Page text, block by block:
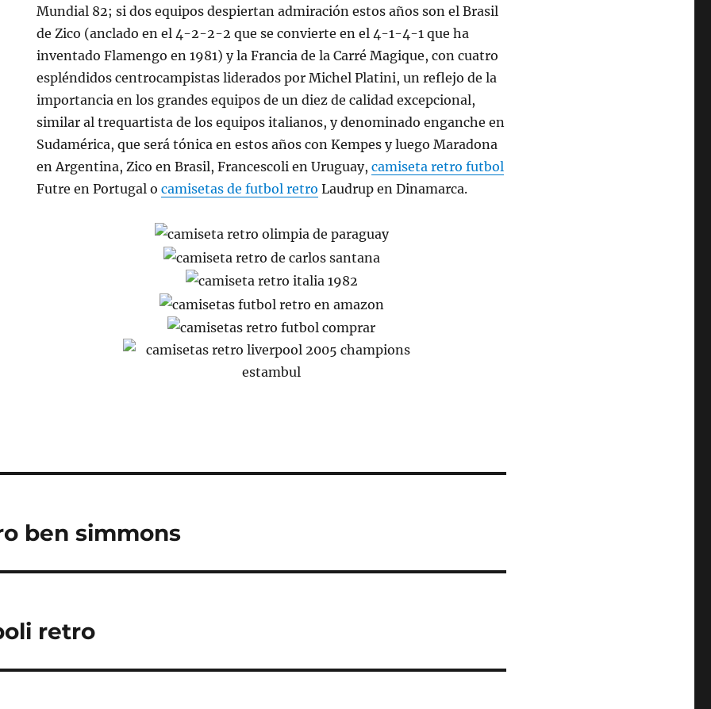
Mundial 82; si dos equipos despiertan admiración estos años son el Brasil
de Zico (anclado en el 4-2-2-2 que se convierte en el 4-1-4-1 que ha
inventado Flamengo en 1981) y la Francia de la Carré Magique, con cuatro
espléndidos centrocampistas liderados por Michel Platini, un reflejo de la
importancia en los grandes equipos de un diez de calidad excepcional,
similar al trequartista de los equipos italianos, y denominado enganche en
Sudamérica, que será tónica en estos años con Kempes y luego Maradona
en Argentina, Zico en Brasil, Francescoli en Uruguay,camiseta retro futbol
Futre en Portugal ocamisetas de futbol retro Laudrup en Dinamarca.
ben simmons
retro